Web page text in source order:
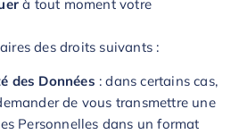
à tout moment votre
des droits suivants :
des Données : dans certains cas,
de vous transmettre une
Personnelles dans un format